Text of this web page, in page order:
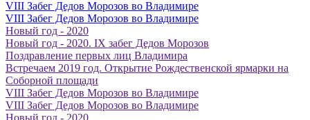
VIII Забег Дедов Морозов во Владимире
VIII Забег Дедов Морозов во Владимире
Новый год - 2020
Новый год - 2020. IX забег Дедов Морозов
Поздравление первых лиц Владимира
Встречаем 2019 год. Открытие Рождественской ярмарки на
Соборной площади
VIII Забег Дедов Морозов во Владимире
VIII Забег Дедов Морозов во Владимире
Новый год - 2020